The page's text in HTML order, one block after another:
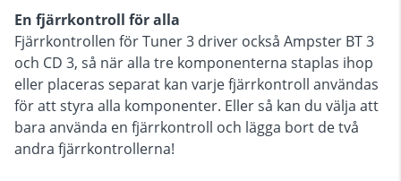
En fjärrkontroll för alla
Fjärrkontrollen för Tuner 3 driver också Ampster BT 3
och CD 3, så när alla tre komponenterna staplas ihop
eller placeras separat kan varje fjärrkontroll användas
för att styra alla komponenter. Eller så kan du välja att
bara använda en fjärrkontroll och lägga bort de två
andra fjärrkontrollerna!